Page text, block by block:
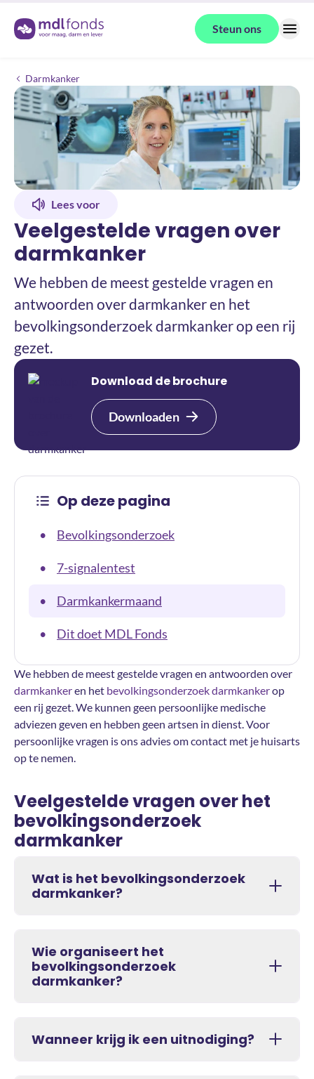
Terug naar de homepage Steun ons
Kanker
Darmkanker
Veelgestelde vragen over darmkanker
Lees voor
Veelgestelde vragen over
darmkanker
We hebben de meest gestelde vragen en
antwoorden over darmkanker en het
bevolkingsonderzoek darmkanker op een rij
gezet.
Download de brochure
Downloaden
Op deze pagina
• Bevolkingsonderzoek
• 7-signalentest
• Darmkankermaand
• Dit doet MDL Fonds
We hebben de meest gestelde vragen en antwoorden over
darmkankeren het bevolkingsonderzoek darmkankerop
een rij gezet. We kunnen geen persoonlijke medische
adviezen geven en hebben geen artsen in dienst. Voor
persoonlijke vragen is ons advies om contact met je huisarts
op te nemen.
Veelgestelde vragen over het
bevolkingsonderzoek
darmkanker
Wat is het bevolkingsonderzoek
darmkanker?
Wie organiseert het
bevolkingsonderzoek
darmkanker?
Wanneer krijg ik een uitnodiging?